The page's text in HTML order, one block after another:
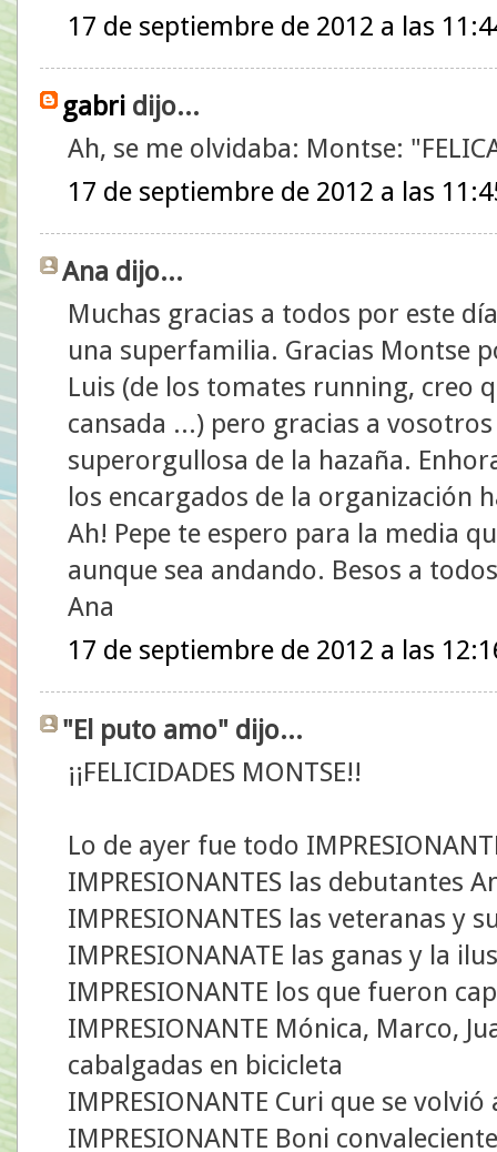
17 de septiembre de 2012 a las
gabri dijo...
Ah, se me olvidaba: Montse:
17 de septiembre de 2012 a las
Ana dijo...
Muchas gracias a todos por este
una superfamilia. Gracias Montse
Luis (de los tomates running, creo
cansada ...) pero gracias a
superorgullosa de la hazaña.
los encargados de la organización
Ah! Pepe te espero para la media
aunque sea andando. Besos a
Ana
17 de septiembre de 2012 a las
"El puto amo" dijo...
¡¡FELICIDADES MONTSE!!
Lo de ayer fue todo
IMPRESIONANTES las debutantes
IMPRESIONANTES las veteranas y
IMPRESIONANATE las ganas y la
IMPRESIONANTE los que fueron
IMPRESIONANTE Mónica, Marco,
cabalgadas en bicicleta
IMPRESIONANTE Curi que se
IMPRESIONANTE Boni